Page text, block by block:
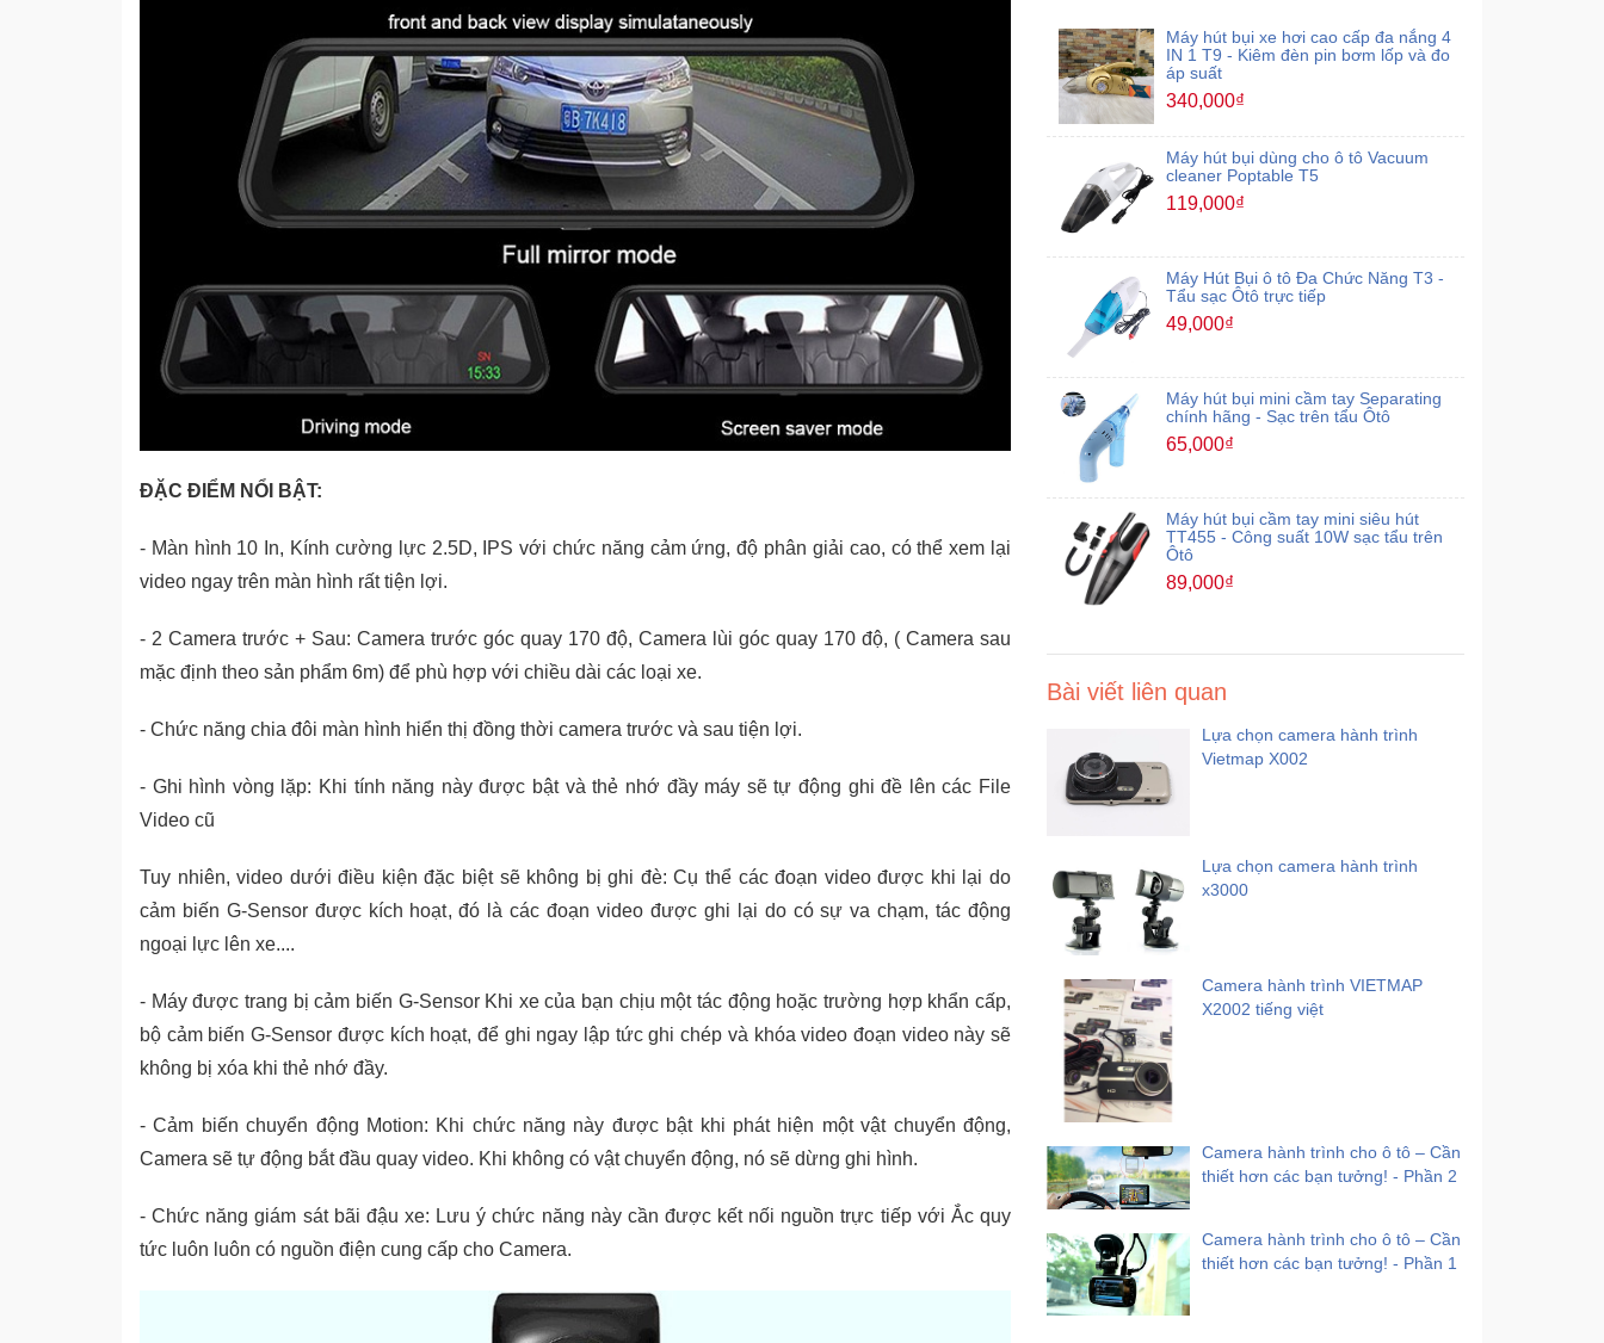
ĐẶC ĐIỂM NỔI BẬT:
- Màn hình 10 In, Kính cường lực 2.5D, IPS với chức năng cảm ứng, độ phân giải cao, có thể xem lại
video ngay trên màn hình rất tiện lợi.
- 2 Camera trước + Sau: Camera trước góc quay 170 độ, Camera lùi góc quay 170 độ, ( Camera sau
mặc định theo sản phẩm 6m) để phù hợp với chiều dài các loại xe.
- Chức năng chia đôi màn hình hiển thị đồng thời camera trước và sau tiện lợi.
- Ghi hình vòng lặp: Khi tính năng này được bật và thẻ nhớ đầy máy sẽ tự động ghi đề lên các File
Video cũ
Tuy nhiên, video dưới điều kiện đặc biệt sẽ không bị ghi đè: Cụ thể các đoạn video được khi lại do
cảm biến G-Sensor được kích hoạt, đó là các đoạn video được ghi lại do có sự va chạm, tác động
ngoại lực lên xe....
- Máy được trang bị cảm biến G-Sensor Khi xe của bạn chịu một tác động hoặc trường hợp khẩn cấp,
bộ cảm biến G-Sensor được kích hoạt, để ghi ngay lập tức ghi chép và khóa video đoạn video này sẽ
không bị xóa khi thẻ nhớ đầy.
- Cảm biến chuyển động Motion: Khi chức năng này được bật khi phát hiện một vật chuyển động,
Camera sẽ tự động bắt đầu quay video. Khi không có vật chuyển động, nó sẽ dừng ghi hình.
- Chức năng giám sát bãi đậu xe: Lưu ý chức năng này cần được kết nối nguồn trực tiếp với Ắc quy
tức luôn luôn có nguồn điện cung cấp cho Camera.
Máy hút bụi xe hơi cao cấp đa nắng 4
IN 1 T9 - Kiêm đèn pin bơm lốp và đo
áp suất
340,000₫
Máy hút bụi dùng cho ô tô Vacuum
cleaner Poptable T5
119,000₫
Máy Hút Bụi ô tô Đa Chức Năng T3 -
Tẩu sạc Ôtô trực tiếp
49,000₫
Máy hút bụi mini cầm tay Separating
chính hãng - Sạc trên tẩu Ôtô
65,000₫
Máy hút bụi cầm tay mini siêu hút
TT455 - Công suất 10W sạc tẩu trên
Ôtô
89,000₫
Bài viết liên quan
Lựa chọn camera hành trình
Vietmap X002
Lựa chọn camera hành trình
x3000
Camera hành trình VIETMAP
X2002 tiếng việt
Camera hành trình cho ô tô – Cần
thiết hơn các bạn tưởng! - Phần 2
Camera hành trình cho ô tô – Cần
thiết hơn các bạn tưởng! - Phần 1